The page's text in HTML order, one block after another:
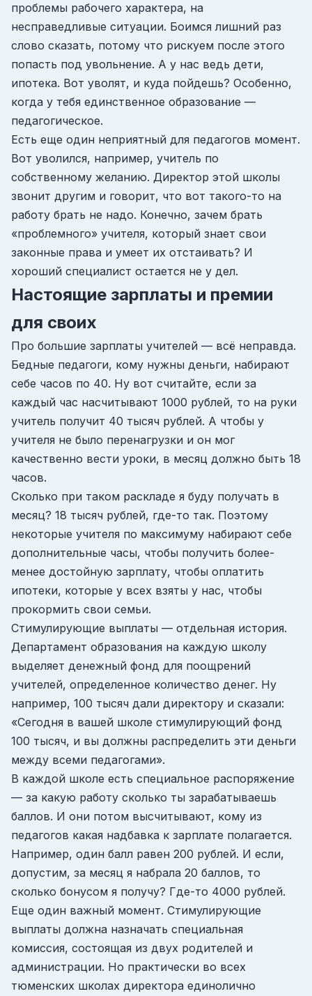
проблемы рабочего характера, на
несправедливые ситуации. Боимся лишний раз
слово сказать, потому что рискуем после этого
попасть под увольнение. А у нас ведь дети,
ипотека. Вот уволят, и куда пойдешь? Особенно,
когда у тебя единственное образование —
педагогическое.
Есть еще один неприятный для педагогов момент.
Вот уволился, например, учитель по
собственному желанию. Директор этой школы
звонит другим и говорит, что вот такого-то на
работу брать не надо. Конечно, зачем брать
«проблемного» учителя, который знает свои
законные права и умеет их отстаивать? И
хороший специалист остается не у дел.
Настоящие зарплаты и премии
для своих
Про большие зарплаты учителей — всё неправда.
Бедные педагоги, кому нужны деньги, набирают
себе часов по 40. Ну вот считайте, если за
каждый час насчитывают 1000 рублей, то на руки
учитель получит 40 тысяч рублей. А чтобы у
учителя не было перенагрузки и он мог
качественно вести уроки, в месяц должно быть 18
часов.
Сколько при таком раскладе я буду получать в
месяц? 18 тысяч рублей, где-то так. Поэтому
некоторые учителя по максимуму набирают себе
дополнительные часы, чтобы получить более-
менее достойную зарплату, чтобы оплатить
ипотеки, которые у всех взяты у нас, чтобы
прокормить свои семьи.
Стимулирующие выплаты — отдельная история.
Департамент образования на каждую школу
выделяет денежный фонд для поощрений
учителей, определенное количество денег. Ну
например, 100 тысяч дали директору и сказали:
«Сегодня в вашей школе стимулирующий фонд
100 тысяч, и вы должны распределить эти деньги
между всеми педагогами».
В каждой школе есть специальное распоряжение
— за какую работу сколько ты зарабатываешь
баллов. И они потом высчитывают, кому из
педагогов какая надбавка к зарплате полагается.
Например, один балл равен 200 рублей. И если,
допустим, за месяц я набрала 20 баллов, то
сколько бонусом я получу? Где-то 4000 рублей.
Еще один важный момент. Стимулирующие
выплаты должна назначать специальная
комиссия, состоящая из двух родителей и
администрации. Но практически во всех
тюменских школах директора единолично